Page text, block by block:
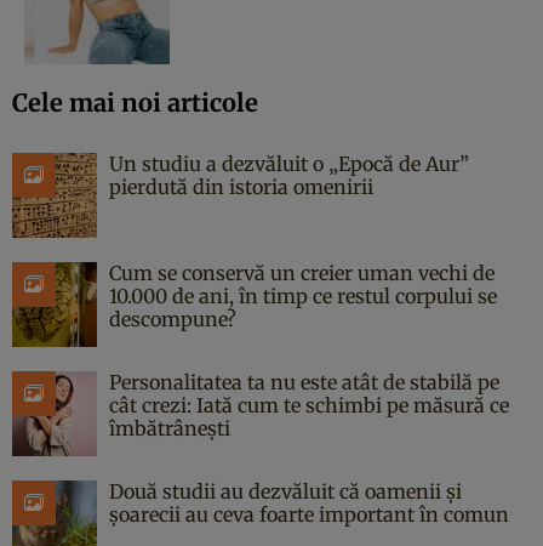
Cele mai noi articole
Un studiu a dezvăluit o „Epocă de Aur”
pierdută din istoria omenirii
Cum se conservă un creier uman vechi de
10.000 de ani, în timp ce restul corpului se
descompune?
Personalitatea ta nu este atât de stabilă pe
cât crezi: Iată cum te schimbi pe măsură ce
îmbătrânești
Două studii au dezvăluit că oamenii și
șoarecii au ceva foarte important în comun